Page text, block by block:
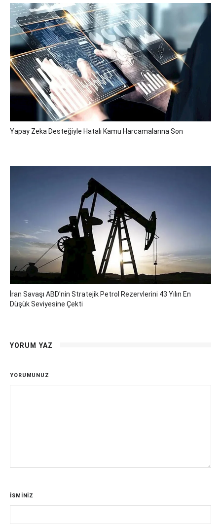
Yapay Zeka Desteğiyle Hatalı Kamu Harcamalarına Son
İran Savaşı ABD'nin Stratejik Petrol Rezervlerini 43 Yılın En
Düşük Seviyesine Çekti
YORUM YAZ
YORUMUNUZ
İSMİNİZ